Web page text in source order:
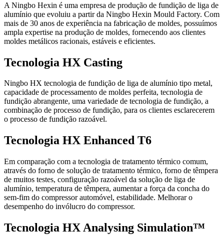
A Ningbo Hexin é uma empresa de produção de fundição de liga de
alumínio que evoluiu a partir da Ningbo Hexin Mould Factory. Com
mais de 30 anos de experiência na fabricação de moldes, possuímos
ampla expertise na produção de moldes, fornecendo aos clientes
moldes metálicos racionais, estáveis e eficientes.
Tecnologia HX Casting
Ningbo HX tecnologia de fundição de liga de alumínio tipo metal,
capacidade de processamento de moldes perfeita, tecnologia de
fundição abrangente, uma variedade de tecnologia de fundição, a
combinação de processo de fundição, para os clientes esclarecerem
o processo de fundição razoável.
Tecnologia HX Enhanced T6
Em comparação com a tecnologia de tratamento térmico comum,
através do forno de solução de tratamento térmico, forno de têmpera
de muitos testes, configuração razoável da solução de liga de
alumínio, temperatura de têmpera, aumentar a força da concha do
sem-fim do compressor automóvel, estabilidade. Melhorar o
desempenho do invólucro do compressor.
Tecnologia HX Analysing Simulation™